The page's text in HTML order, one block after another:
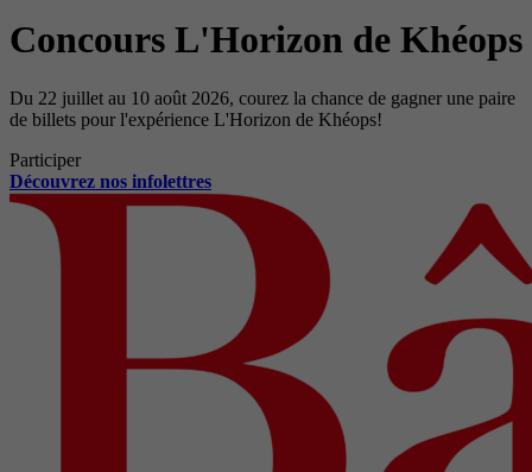
Concours L'Horizon de Khéops
Du 22 juillet au 10 août 2026, courez la chance de gagner une paire
de billets pour l'expérience L'Horizon de Khéops!
Participer
Découvrez nos infolettres